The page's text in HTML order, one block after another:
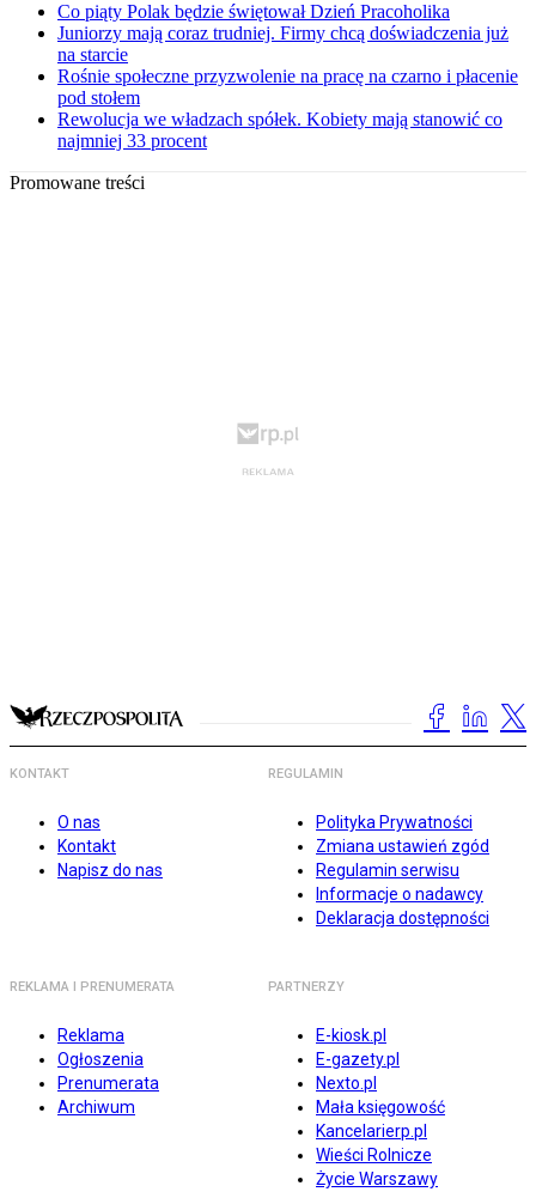
Co piąty Polak będzie świętował Dzień Pracoholika
Juniorzy mają coraz trudniej. Firmy chcą doświadczenia już
na starcie
Rośnie społeczne przyzwolenie na pracę na czarno i płacenie
pod stołem
Rewolucja we władzach spółek. Kobiety mają stanowić co
najmniej 33 procent
Promowane treści
KONTAKT
O nas
Kontakt
Napisz do nas
REGULAMIN
Polityka Prywatności
Zmiana ustawień zgód
Regulamin serwisu
Informacje o nadawcy
Deklaracja dostępności
REKLAMA I PRENUMERATA
Reklama
Ogłoszenia
Prenumerata
Archiwum
PARTNERZY
E-kiosk.pl
E-gazety.pl
Nexto.pl
Mała księgowość
Kancelarierp.pl
Wieści Rolnicze
Życie Warszawy